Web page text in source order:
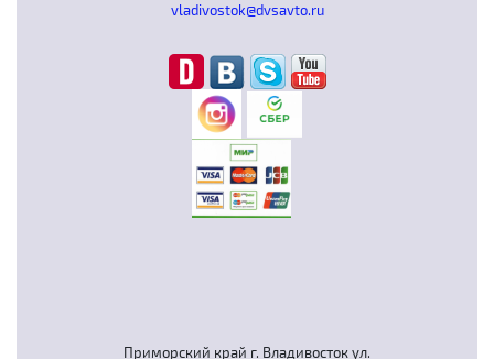
Приморский край г. Владивосток ул.
vladivostok@dvsavto.ru